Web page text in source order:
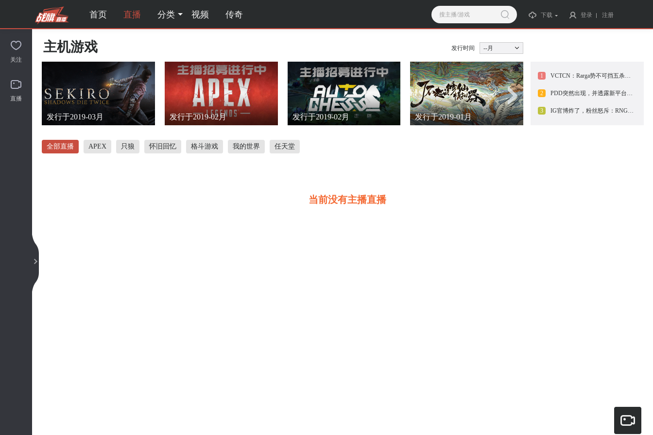
首页 直播 分类 视频 传奇 搜主播/游戏 下载 登录 注册
关注
直播
主机游戏 发行时间 --月
发行于2019-03月 发行于2019-02月 发行于2019-02月 发行于2019-01月 发行于2019-01月
1 VCTCN：Rarga势不可挡五杀灭队
2 PDD突然出现，并透露新平台的选择
3 IG官博炸了，粉丝怒斥：RNG双雄太菜了！wei采访承认：个
全部直播 APEX 只狼 怀旧回忆 格斗游戏 我的世界 任天堂
当前没有主播直播